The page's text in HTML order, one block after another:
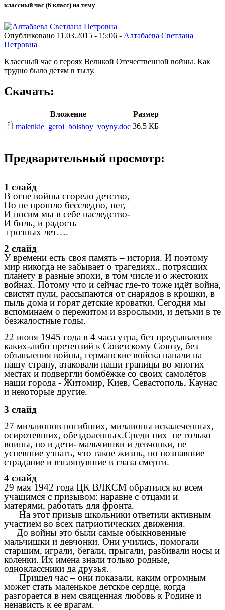
классный час (6 класс) на тему
Опубликовано 11.03.2015 - 15:06 - Алтабаева Светлана
Петровна
Классный час о героях Великой Отечественной войны. Как
трудно было детям в тылу.
Скачать:
Вложение
Размер
malenkie_geroi_bolshoy_voyny.doc 36.5 КБ
Предварительный просмотр:
1 слайд
В огне войны сгорело детство,
Но не прошло бесследно, нет,
И носим мы в себе наследство-
И боль, и радость
грозных лет….
2 слайд
У времени есть своя память – история. И поэтому
мир никогда не забывает о трагедиях., потрясших
планету в разные эпохи, в том числе и о жестоких
войнах. Потому что и сейчас где-то тоже идёт война,
свистят пули, рассыпаются от снарядов в крошки, в
пыль дома и горят детские кроватки. Сегодня мы
вспоминаем о пережитом и взрослыми, и детьми в те
безжалостные годы.
22 июня 1945 года в 4 часа утра, без предъявления
каких-либо претензий к Советскому Союзу, без
объявления войны, германские войска напали на
нашу страну, атаковали наши границы во многих
местах и подвергли бомбёжке со своих самолётов
наши города - Житомир, Киев, Севастополь, Каунас
и некоторые другие.
3 слайд
27 миллионов погибших, миллионы искалеченных,
осиротевших, обездоленных.Среди них не только
воины, но и дети- мальчишки и девчонки, не
успевшие узнать, что такое жизнь, но познавшие
страдание и взглянувшие в глаза смерти.
4 слайд
29 мая 1942 года ЦК ВЛКСМ обратился ко всем
учащимся с призывом: наравне с отцами и
матерями, работать для фронта.
На этот призыв школьники ответили активным
участием во всех патриотических движения.
До войны это были самые обыкновенные
мальчишки и девчонки. Они учились, помогали
старшим, играли, бегали, прыгали, разбивали носы и
коленки. Их имена знали только родные,
одноклассники да друзья.
Пришел час – они показали, каким огромным
может стать маленькое детское сердце, когда
разгорается в нем священная любовь к Родине и
ненависть к ее врагам.